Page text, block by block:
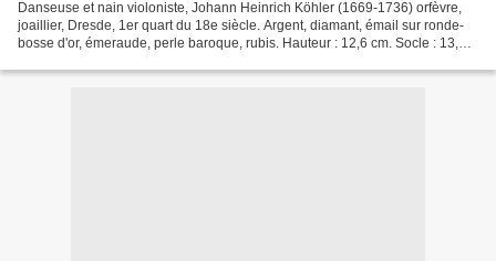
Danseuse et nain violoniste, Johann Heinrich Köhler (1669-1736) orfèvre,
joaillier, Dresde, 1er quart du 18e siècle. Argent, diamant, émail sur ronde-
bosse d'or, émeraude, perle baroque, rubis. Hauteur : 12,6 cm. Socle : 13,4